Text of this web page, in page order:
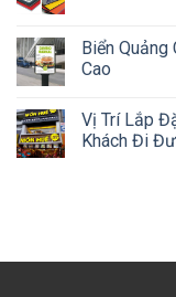
Biển
Cao
Vị Trí Lắp
Khách Đi